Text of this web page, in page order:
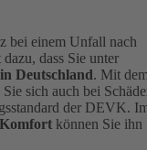
bei einem Unfall nach
dass Sie unter
Deutschland. Mit
Sie sich auch bei
der DEVK.
Komfort können Sie ihn